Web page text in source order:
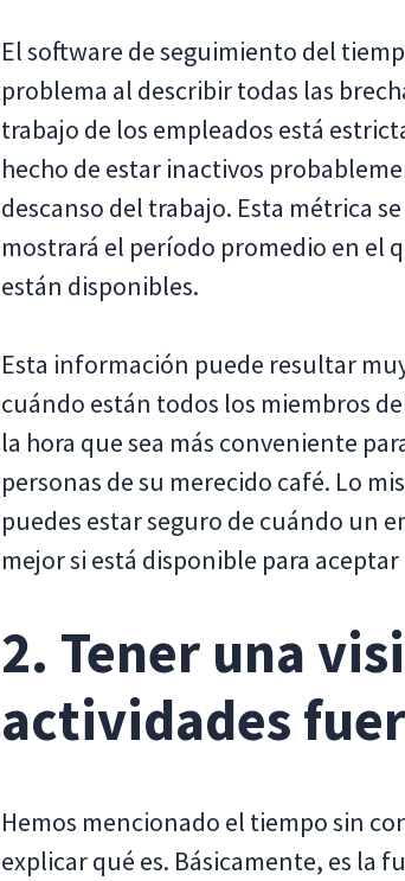
El software de seguimiento del
problema al describir todas las
trabajo de los empleados está
hecho de estar inactivos
descanso del trabajo. Esta métrica
mostrará el período promedio en el
están disponibles.
Esta información puede resultar
cuándo están todos los miembros
la hora que sea más conveniente
personas de su merecido café. Lo
puedes estar seguro de cuándo un
mejor si está disponible para
2. Tener una
actividades
Hemos mencionado el tiempo sin
explicar qué es. Básicamente, es la